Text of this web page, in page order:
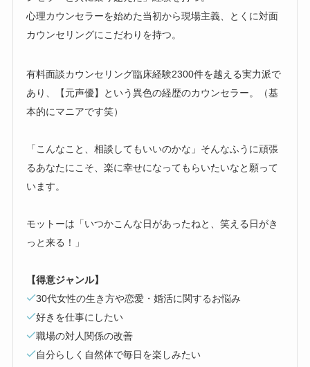
心理カウンセラーを始めた当初から現場主義、とくに対面
カウンセリングにこだわりを持つ。
有料面談カウンセリング臨床経験2300件を越える実力派で
あり、【元声優】という異色の経歴のカウンセラー。（基
本的にマニアです笑）
「こんなこと、相談してもいいのかな」そんなふうに頑張
るあなたにこそ、楽に幸せになってもらいたいなと願って
います。
モットーは「いつかこんな日があったねと、笑える日がき
っと来る！」
【得意ジャンル】
30代女性の生き方や恋愛・婚活に関するお悩み
好きを仕事にしたい
職場の対人関係の改善
自分らしく自然体で毎日を楽しみたい